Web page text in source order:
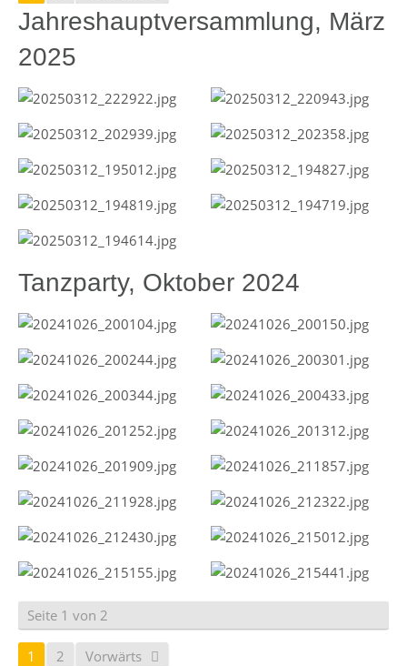
Jahreshauptversammlung, März
2025
Tanzparty, Oktober 2024
Seite 1 von 2
1 2 Vorwärts